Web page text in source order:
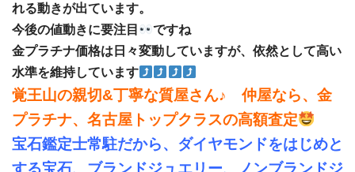
れる動きが出ています。
今後の値動きに要注目
ですね
金プラチナ価格は日々変動していますが、依然として高い
水準を維持しています
覚王山の親切&丁寧な質屋さん♪ 仲屋なら、金
プラチナ、名古屋トップクラスの高額査定
宝石鑑定士常駐だから、ダイヤモンドをはじめと
する宝石、ブランドジュエリー、ノンブランドジ